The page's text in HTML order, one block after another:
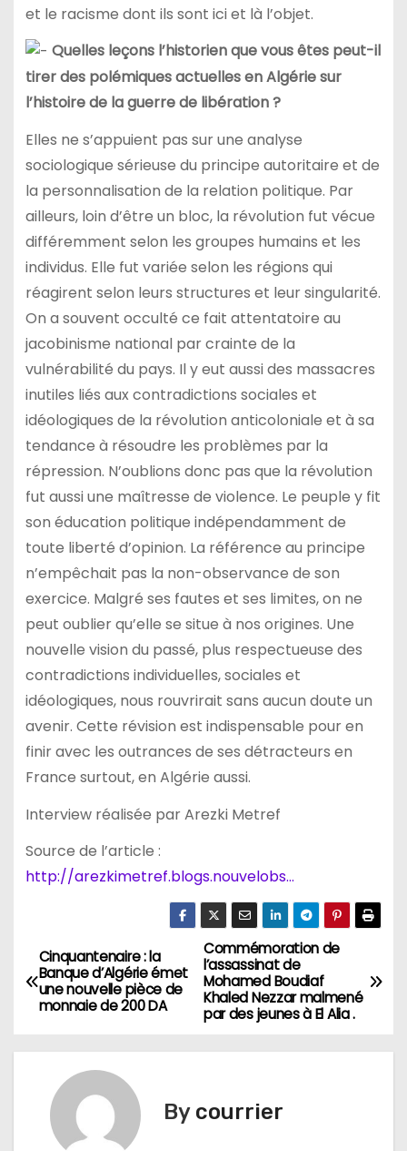
et le racisme dont ils sont ici et là l’objet.
Quelles leçons l’historien que vous êtes peut-il
tirer des polémiques actuelles en Algérie sur
l’histoire de la guerre de libération ?
Elles ne s’appuient pas sur une analyse
sociologique sérieuse du principe autoritaire et de
la personnalisation de la relation politique. Par
ailleurs, loin d’être un bloc, la révolution fut vécue
différemment selon les groupes humains et les
individus. Elle fut variée selon les régions qui
réagirent selon leurs structures et leur singularité.
On a souvent occulté ce fait attentatoire au
jacobinisme national par crainte de la
vulnérabilité du pays. Il y eut aussi des massacres
inutiles liés aux contradictions sociales et
idéologiques de la révolution anticoloniale et à sa
tendance à résoudre les problèmes par la
répression. N’oublions donc pas que la révolution
fut aussi une maîtresse de violence. Le peuple y fit
son éducation politique indépendamment de
toute liberté d’opinion. La référence au principe
n’empêchait pas la non-observance de son
exercice. Malgré ses fautes et ses limites, on ne
peut oublier qu’elle se situe à nos origines. Une
nouvelle vision du passé, plus respectueuse des
contradictions individuelles, sociales et
idéologiques, nous rouvrirait sans aucun doute un
avenir. Cette révision est indispensable pour en
finir avec les outrances de ses détracteurs en
France surtout, en Algérie aussi.
Interview réalisée par Arezki Metref
Source de l’article :
http://arezkimetref.blogs.nouvelobs…
N
a
Commémoration de
l’assassinat de
Mohamed Boudiaf
Khaled Nezzar malmené
par des jeunes à El Alia .
Cinquantenaire : la
Banque d’Algérie émet
une nouvelle pièce de
monnaie de 200 DA
By courrier